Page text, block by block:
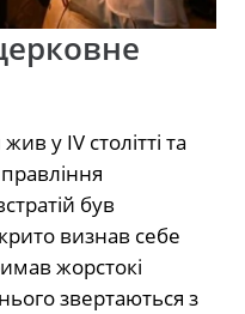
у IV столітті та
був
визнав себе
жорстокі
звертаються з